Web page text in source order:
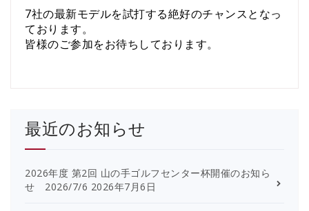
7社の最新モデルを試打する絶好のチャンスとなっ
ております。
皆様のご参加をお待ちしております。
最近のお知らせ
2026年度 第2回 山の手ゴルフセンター杯開催のお知ら
せ 2026/7/6 2026年7月6日